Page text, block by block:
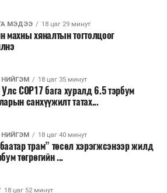
сарын 07-ноос
сарын 11-нийг хүртэлх
төлөв
7-нд баруун болон төвийн
хойд хэсгээр, 8-нд баруун
хойд хэсэг, төвийн
зарим газраар, 9-нд баруун
зүүн, говийн аймгуудын
зүүн аймгуудын нутгийн баруун
аймгуудын ихэнх нутгаар, 10-нд
аймгуудын ихэнх нутгаар
аадар бороо орно. Салхи
секундэд 5-10 метр, 9-нд
МЭДЭЭ 18 цаг 29 минут
махны хяналтын тогтолцоог
18 цаг 35 минут
COP17 бага хуралд 6.5 тэрбум
санхүүжилт татах...
18 цаг 40 минут
трам” төсөл хэрэгжсэнээр жилд
төгрөгийн ...
18 цаг 52 минут